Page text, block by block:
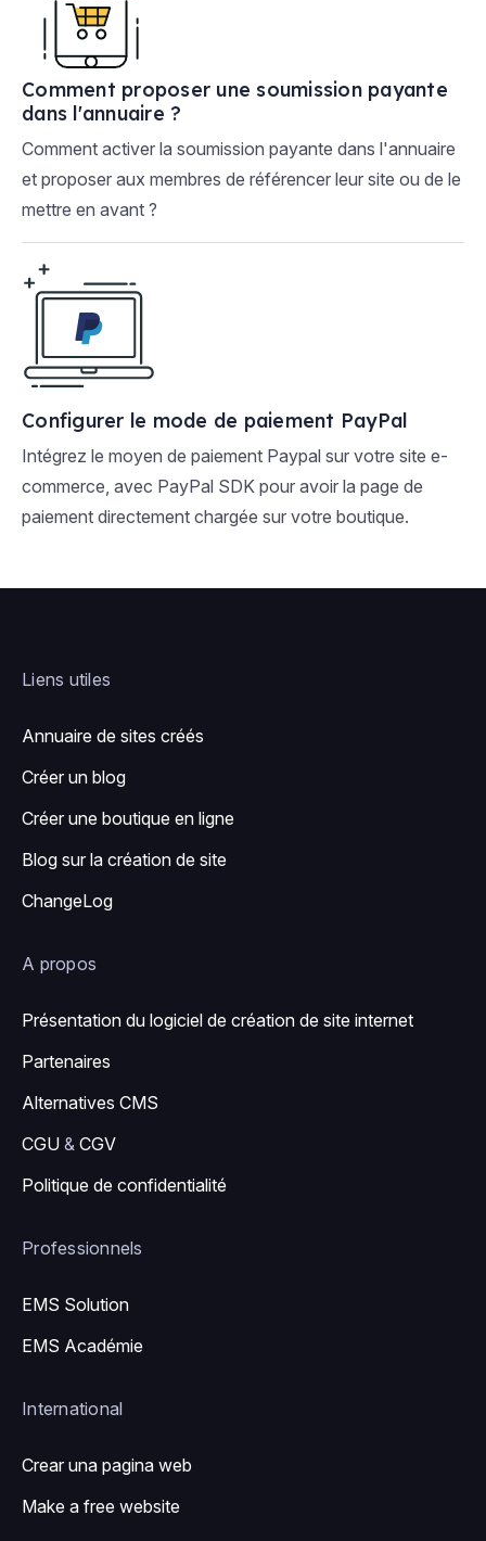
Comment proposer une soumission payante
dans l'annuaire ?
Comment activer la soumission payante dans l'annuaire
et proposer aux membres de référencer leur site ou de le
mettre en avant ?
Configurer le mode de paiement PayPal
Intégrez le moyen de paiement Paypal sur votre site e-
commerce, avec PayPal SDK pour avoir la page de
paiement directement chargée sur votre boutique.
Liens utiles
Annuaire de sites créés
Créer un blog
Créer une boutique en ligne
Blog sur la création de site
ChangeLog
A propos
Présentation du logiciel de création de site internet
Partenaires
Alternatives CMS
CGU & CGV
Politique de confidentialité
Professionnels
EMS Solution
EMS Académie
International
Crear una pagina web
Make a free website